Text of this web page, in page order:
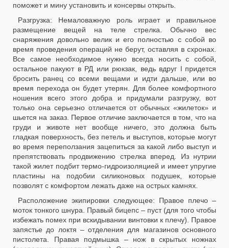
поможет и мину установить и консервы открыть.
Разгрузка: Немаловажную роль играет и правильное
размещение вещей на теле стрелка. Обычно вес
снаряжения довольно велик и его полностью с собой во
время проведения операций не берут, оставляя в схронах.
Все самое необходимое нужно всегда носить с собой,
остальное пакуют в РД или рюкзак, ведь вдруг l придется
бросить ранец со всеми вещами и идти дальше, или во
время перехода он будет утерян. Для более комфортного
ношения всего этого добра и придумали разгрузку, вот
только она серьезно отличается от обычных «жилеток» и
шьется на заказ. Первое отличие заключается в том, что на
груди и животе нет вообще ничего, это должна быть
гладкая поверхность, без петель и выступов, которые могут
во время переползания зацепиться за какой либо выступ и
препятствовать продвижению стрелка вперед. Из нутрии
такой жилет подбит термо-гидроизоляцией и имеет упругие
пластины на подобии силиконовых подушек, которые
позволят с комфортом лежать даже на острых камнях.
Расположение экипировки следующее: Правое плечо –
моток тонкого шнура. Правый бицепс – пуст (для того чтобы
избежать помех при вскидывании винтовки к плечу). Правое
запястье до локтя – отделения для магазинов основного
пистолета. Правая подмышка – нож в скрытых ножнах